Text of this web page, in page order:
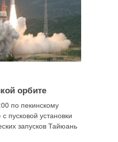
орбите
по пекинскому
пусковой установки
запусков Тайюань